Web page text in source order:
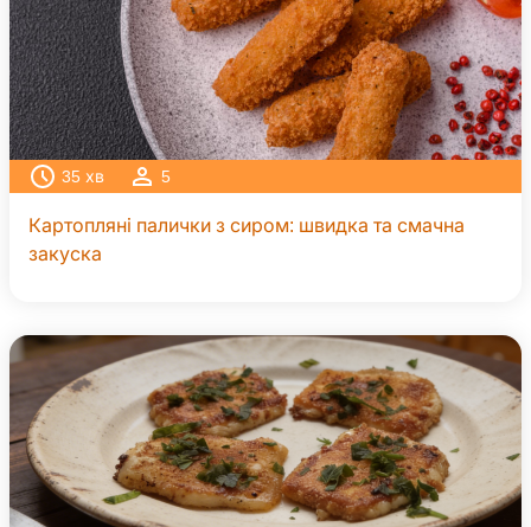
35 хв 5
Картопляні палички з сиром: швидка та смачна
закуска